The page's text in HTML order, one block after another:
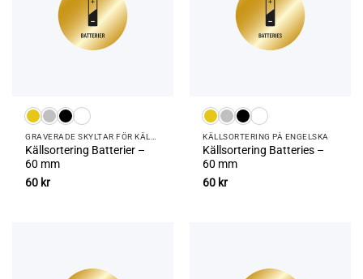
Källsortering Batterier –
60 mm
60 kr
KÄLLSORTERING PÅ ENGELSKA
Källsortering Batteries –
60 mm
60 kr